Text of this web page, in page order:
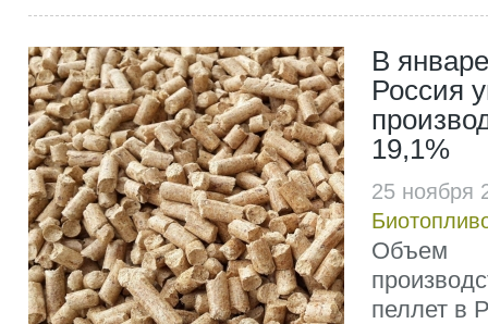
В
Россия
19,1%
25 ноября
Объем
пеллет в